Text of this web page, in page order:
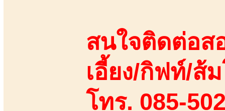
สนใจติดต่อส
เอี้ยง/กิฟท์/ส้
โทร. 085-